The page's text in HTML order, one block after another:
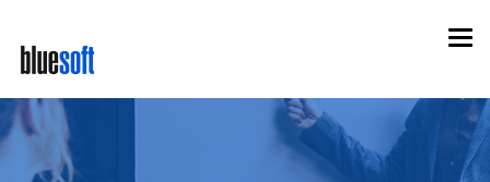
main
content